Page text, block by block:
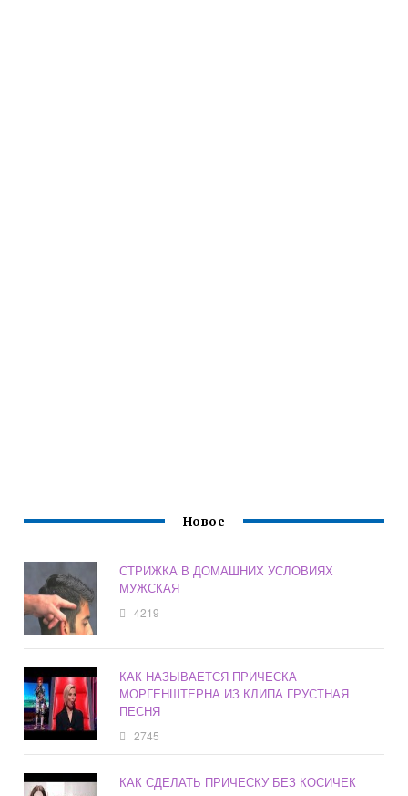
Новое
СТРИЖКА В ДОМАШНИХ УСЛОВИЯХ
МУЖСКАЯ
4219
КАК НАЗЫВАЕТСЯ ПРИЧЕСКА
МОРГЕНШТЕРНА ИЗ КЛИПА ГРУСТНАЯ
ПЕСНЯ
2745
КАК СДЕЛАТЬ ПРИЧЕСКУ БЕЗ КОСИЧЕК